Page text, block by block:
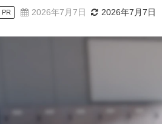
PR 2026年7月7日 2026年7月7日